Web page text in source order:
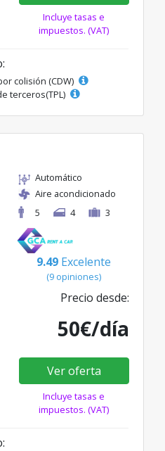
Incluye tasas e
impuestos. (VAT)
colisión (CDW)
terceros(TPL)
Automático
Aire acondicionado
5
4 3
9.49 Excelente
(9 opiniones)
Precio desde:
50€/día
Ver oferta
Incluye tasas e
impuestos. (VAT)